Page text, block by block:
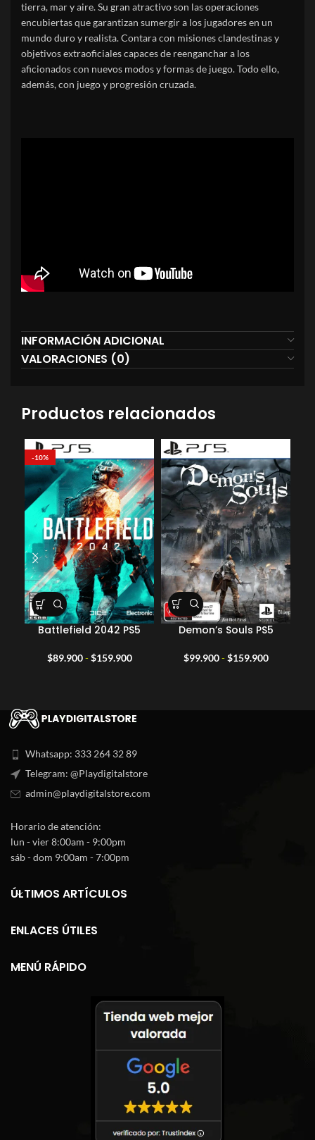
tierra, mar y aire. Su gran atractivo son las operaciones
encubiertas que garantizan sumergir a los jugadores en un
mundo duro y realista. Contara con misiones clandestinas y
objetivos extraoficiales capaces de reenganchar a los
aficionados con nuevos modos y formas de juego. Todo ello,
además, con juego y progresión cruzada.
INFORMACIÓN ADICIONAL
VALORACIONES (0)
Productos relacionados
-10%
Battlefield 2042 PS5
$89.900 - $159.900Rango
hasta
Demon’s Souls PS5
$99.900 - $159.900Rango
Whatsapp: 333 264 32 89
Telegram: @Playdigitalstore
admin@playdigitalstore.com
Horario de atención:
lun - vier 8:00am - 9:00pm
sáb - dom 9:00am - 7:00pm
ÚLTIMOS ARTÍCULOS
ENLACES ÚTILES
MENÚ RÁPIDO